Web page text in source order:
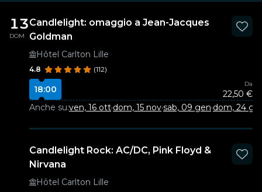
13
DOM
Candlelight: omaggio a Jean-Jacques
Goldman
Hôtel Carlton Lille
4.8 (112)
18:00
Da
22,50 €
Anche su:ven, 16 ott·dom, 15 nov·sab, 09 gen·dom, 24
Candlelight Rock: AC/DC, Pink Floyd &
Nirvana
Hôtel Carlton Lille